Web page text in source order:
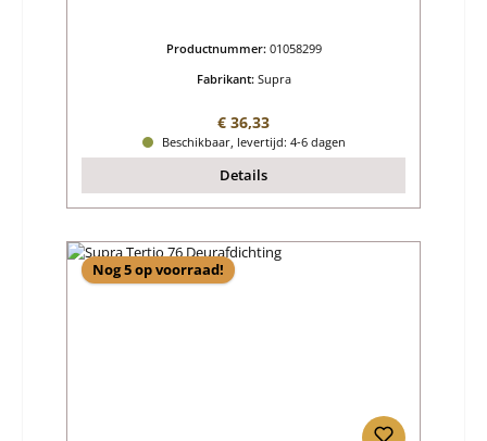
Productnummer: 01058299
Fabrikant: Supra
Normale prijs:
€ 36,33
Beschikbaar, levertijd: 4-6 dagen
Details
Nog 5 op voorraad!